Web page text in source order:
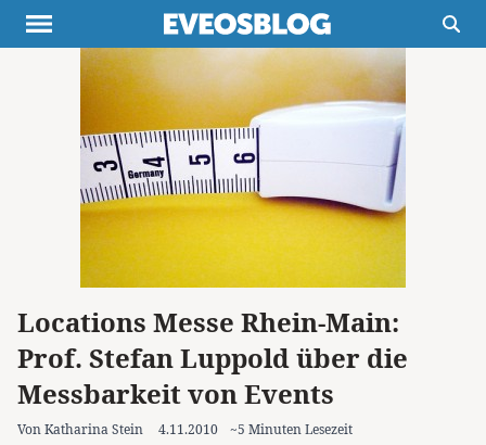
Themen Projekte
Inspiration
Destinationen
Über uns
Werbung
Buchtipps
Newsletter
Locations Messe Rhein-Main:
Prof. Stefan Luppold über die
Messbarkeit von Events
Von Katharina Stein 4.11.2010 ~5 Minuten Lesezeit